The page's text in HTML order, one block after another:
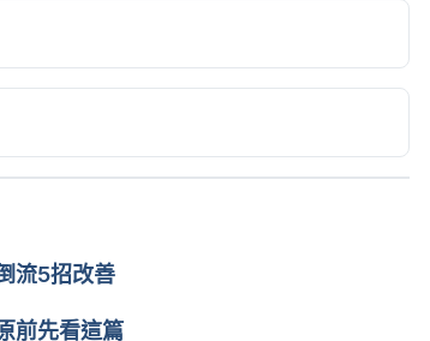
院）
December 9, 2022
流5招改善
前先看這篇